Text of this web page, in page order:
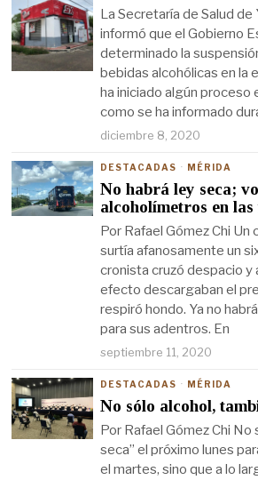
La Secretaría de Salud de
informó que el Gobierno
determinado la
bebidas alcohólicas en la
ha iniciado algún proceso
como se ha informado
diciembre 8, 2020
DESTACADAS · MÉRIDA
No habrá ley seca;
alcoholímetros en
Por Rafael Gómez Chi Un
surtía afanosamente un
cronista cruzó despacio y
efecto descargaban el
respiró hondo. Ya no
para sus adentros. En
septiembre 11, 2020
DESTACADAS · MÉRIDA
No sólo alcohol,
Por Rafael Gómez Chi No
seca” el próximo lunes
el martes, sino que a lo